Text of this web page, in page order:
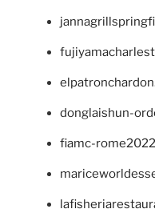
donglaishun-
fiamc-